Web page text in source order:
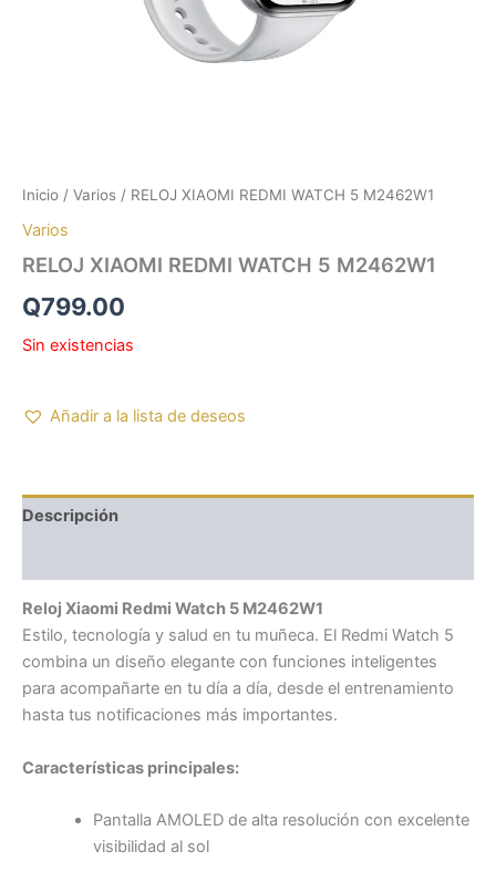
Inicio / Varios / RELOJ XIAOMI REDMI WATCH 5 M2462W1
Varios
RELOJ XIAOMI REDMI WATCH 5 M2462W1
Q799.00
Sin existencias
Añadir a la lista de deseos
Descripción
Reloj Xiaomi Redmi Watch 5 M2462W1
Estilo, tecnología y salud en tu muñeca. El Redmi Watch 5
combina un diseño elegante con funciones inteligentes
para acompañarte en tu día a día, desde el entrenamiento
hasta tus notificaciones más importantes.
Características principales:
Pantalla AMOLED de alta resolución con excelente
visibilidad al sol